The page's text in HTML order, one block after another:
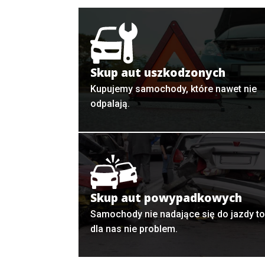
Skup aut uszkodzonych
Kupujemy samochody, które nawet nie
odpalają.
Skup aut powypadkowych
Samochody nie nadające się do jazdy to
dla nas nie problem.